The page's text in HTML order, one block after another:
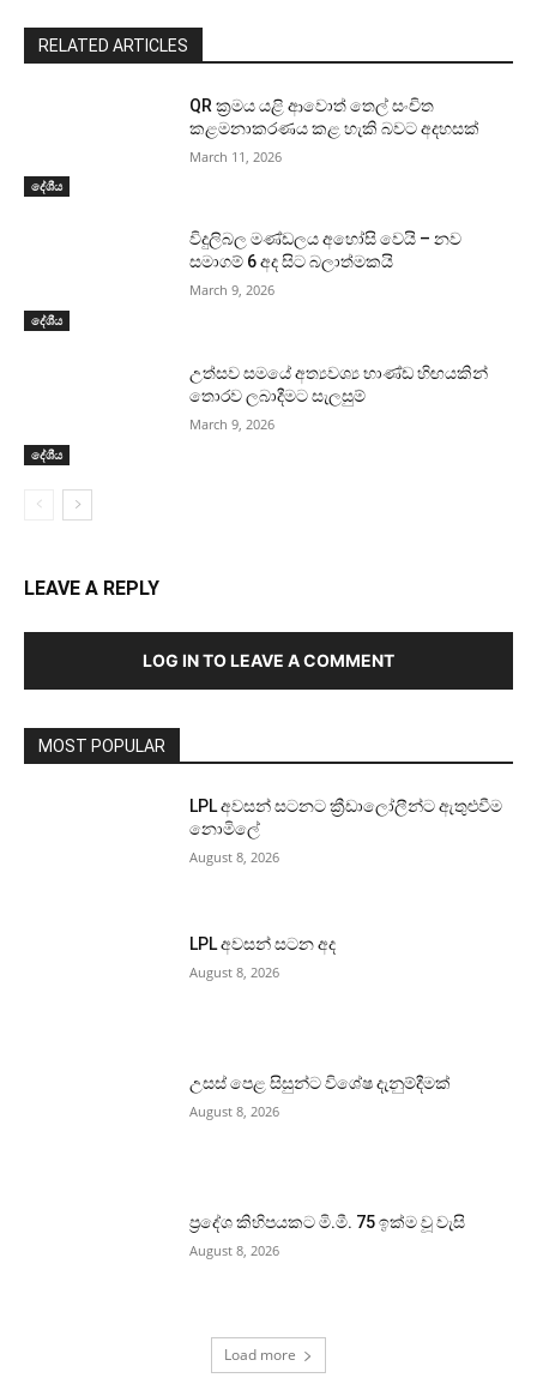
RELATED ARTICLES
දේශීය
QR ක්‍රමය යළි ආවොත් තෙල් සංචිත
කළමනාකරණය කළ හැකි බවට අදහසක්
March 11, 2026
දේශීය
විදුලිබල මණ්ඩලය අහෝසි වෙයි – නව
සමාගම් 6 අද සිට බලාත්මකයි
March 9, 2026
දේශීය
උත්සව සමයේ අත්‍යවශ්‍ය භාණ්ඩ හිඟයකින්
තොරව ලබාදීමට සැලසුම්
March 9, 2026
LEAVE A REPLY
LOG IN TO LEAVE A COMMENT
MOST POPULAR
LPL අවසන් සටනට ක්‍රීඩාලෝලීන්ට ඇතුළුවීම
නොමිලේ
August 8, 2026
LPL අවසන් සටන අද
August 8, 2026
උසස් පෙළ සිසුන්ට විශේෂ දැනුම්දීමක්
August 8, 2026
ප්‍රදේශ කිහිපයකට මි.මී. 75 ඉක්ම වූ වැසි
August 8, 2026
Load more